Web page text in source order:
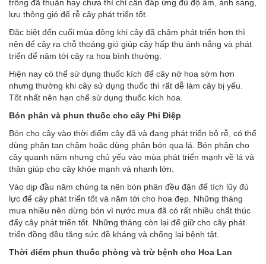
trồng đã thuần hay chưa thì chỉ cần đáp ứng đủ độ ẩm, ánh sáng,
lưu thông gió để rễ cây phát triển tốt.
Đặc biệt đến cuối mùa đông khi cây đã chậm phát triển hơn thì
nên để cây ra chỗ thoáng gió giúp cây hấp thụ ánh nắng và phát
triển để năm tới cây ra hoa bình thường.
Hiện nay có thể sử dụng thuốc kích để cây nở hoa sớm hơn
nhưng thường khi cây sử dụng thuốc thì rất dễ làm cây bị yếu.
Tốt nhất nên hạn chế sử dụng thuốc kích hoa.
Bón phân và phun thuốc cho cây Phi Điệp
Bón cho cây vào thời điểm cây đã và đang phát triển bộ rễ, có thể
dùng phân tan chậm hoặc dùng phân bón qua lá. Bón phân cho
cây quanh năm nhưng chủ yếu vào mùa phát triển mạnh về lá và
thân giúp cho cây khỏe mạnh và nhanh lớn.
Vào dịp đầu năm chúng ta nên bón phân đều đặn để tích lũy đủ
lực để cây phát triển tốt và năm tới cho hoa đẹp. Những tháng
mưa nhiều nên dừng bón vì nước mưa đã có rất nhiều chất thúc
đẩy cây phát triển tốt. Những tháng còn lại để giữ cho cây phát
triển đồng đều tăng sức đề kháng và chống lại bệnh tật.
Thời điểm phun thuốc phòng và trừ bệnh cho Hoa Lan